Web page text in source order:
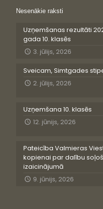
Nesenākie raksti
Uzņemšanas rezultāti
gada 10. klasēs
3. jūlijs, 2026
Sveicam, Simtgades
2. jūlijs, 2026
Uzņemšana 10. klasēs
12. jūnijs, 2026
Pateicība Valmieras
kopienai par dalību
izaicinājumā
9. jūnijs, 2026